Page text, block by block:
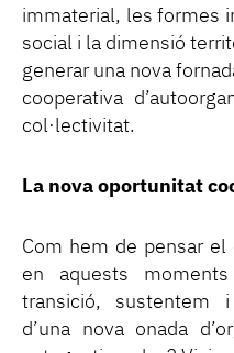
immaterial, les formes
social i la dimensió
generar una nova
cooperativa
col·lectivitat.
La nova oportunitat
Com hem de pensar el
en aquests
transició, sustentem
d’una nova onada